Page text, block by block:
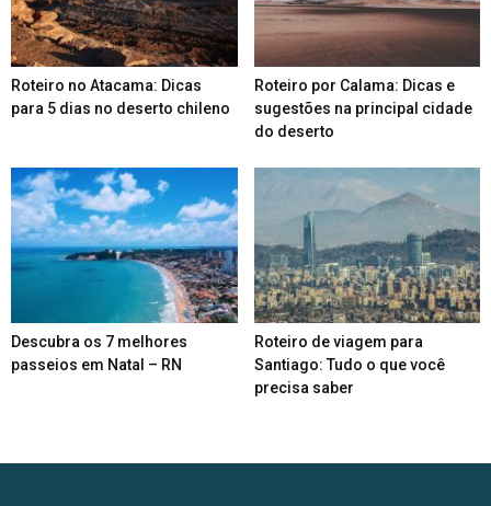
Roteiro no Atacama: Dicas
para 5 dias no deserto chileno
Roteiro por Calama: Dicas e
sugestões na principal cidade
do deserto
Descubra os 7 melhores
passeios em Natal – RN
Roteiro de viagem para
Santiago: Tudo o que você
precisa saber